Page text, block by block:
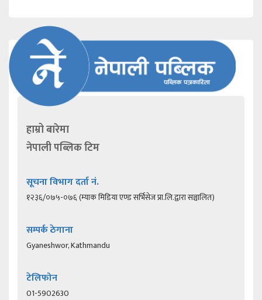
हाम्रो बारेमा
नेपाली पब्लिक टिम
सूचना विभाग दर्ता नं.
१२३६/०७५-०७६ (म्याक मिडिया एण्ड सर्भिसेज प्रा.लि.द्वारा सञ्चालित)
सम्पर्क ठेगाना
Gyaneshwor, Kathmandu
टेलिफोन
01-5902630